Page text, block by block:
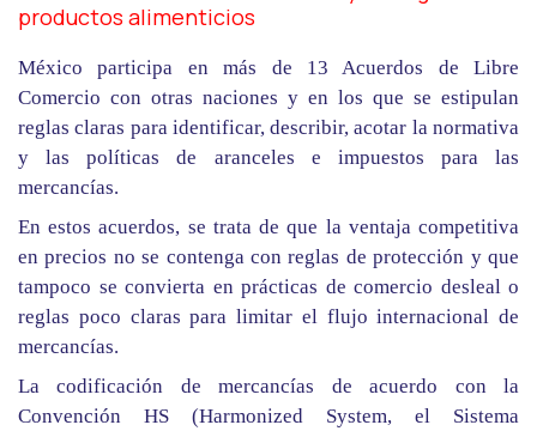
productos alimenticios
México participa en más de 13 Acuerdos de Libre
Comercio con otras naciones y en los que se estipulan
reglas claras para identificar, describir, acotar la normativa
y las políticas de aranceles e impuestos para las
mercancías.
En estos acuerdos, se trata de que la ventaja competitiva
en precios no se contenga con reglas de protección y que
tampoco se convierta en prácticas de comercio desleal o
reglas poco claras para limitar el flujo internacional de
mercancías.
La codificación de mercancías de acuerdo con la
Convención HS (Harmonized System, el Sistema